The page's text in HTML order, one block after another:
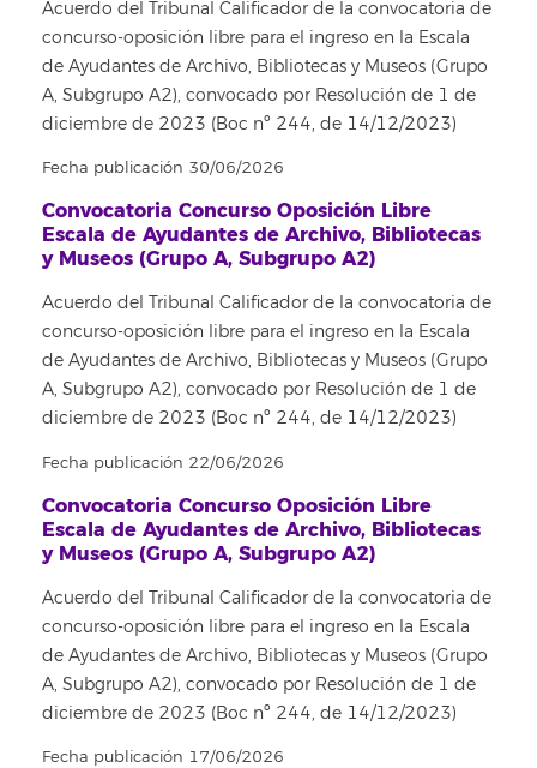
Acuerdo del Tribunal Calificador de la convocatoria de
concurso-oposición libre para el ingreso en la Escala
de Ayudantes de Archivo, Bibliotecas y Museos (Grupo
A, Subgrupo A2), convocado por Resolución de 1 de
diciembre de 2023 (Boc nº 244, de 14/12/2023)
Fecha publicación 30/06/2026
Convocatoria Concurso Oposición Libre
Escala de Ayudantes de Archivo, Bibliotecas
y Museos (Grupo A, Subgrupo A2)
Acuerdo del Tribunal Calificador de la convocatoria de
concurso-oposición libre para el ingreso en la Escala
de Ayudantes de Archivo, Bibliotecas y Museos (Grupo
A, Subgrupo A2), convocado por Resolución de 1 de
diciembre de 2023 (Boc nº 244, de 14/12/2023)
Fecha publicación 22/06/2026
Convocatoria Concurso Oposición Libre
Escala de Ayudantes de Archivo, Bibliotecas
y Museos (Grupo A, Subgrupo A2)
Acuerdo del Tribunal Calificador de la convocatoria de
concurso-oposición libre para el ingreso en la Escala
de Ayudantes de Archivo, Bibliotecas y Museos (Grupo
A, Subgrupo A2), convocado por Resolución de 1 de
diciembre de 2023 (Boc nº 244, de 14/12/2023)
Fecha publicación 17/06/2026